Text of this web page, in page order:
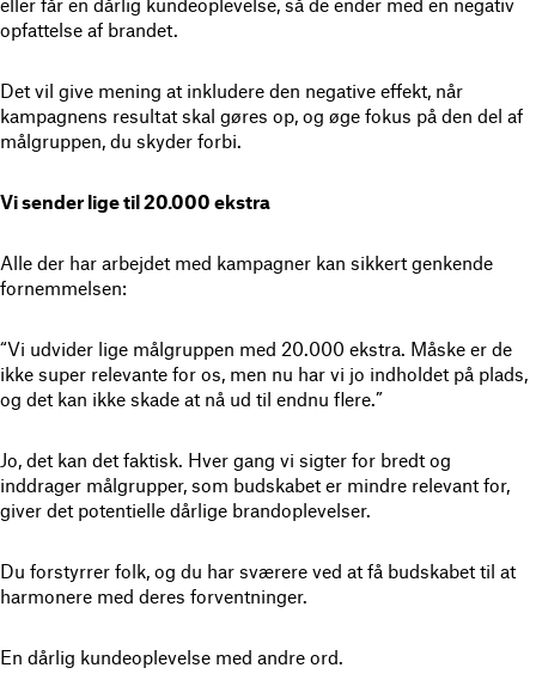
eller får en dårlig kundeoplevelse, så de ender med en negativ
opfattelse af brandet.
Det vil give mening at inkludere den negative effekt, når
kampagnens resultat skal gøres op, og øge fokus på den del af
målgruppen, du skyder forbi.
Vi sender lige til 20.000 ekstra
Alle der har arbejdet med kampagner kan sikkert genkende
fornemmelsen:
“Vi udvider lige målgruppen med 20.000 ekstra. Måske er de
ikke super relevante for os, men nu har vi jo indholdet på plads,
og det kan ikke skade at nå ud til endnu flere.”
Jo, det kan det faktisk. Hver gang vi sigter for bredt og
inddrager målgrupper, som budskabet er mindre relevant for,
giver det potentielle dårlige brandoplevelser.
Du forstyrrer folk, og du har sværere ved at få budskabet til at
harmonere med deres forventninger.
En dårlig kundeoplevelse med andre ord.